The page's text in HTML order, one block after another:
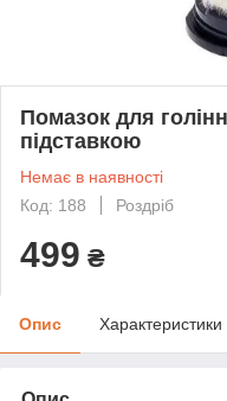
Помазок для
підставкою
Немає в наявності
Код: 188
Роздріб
499 ₴
Опис Характеристики